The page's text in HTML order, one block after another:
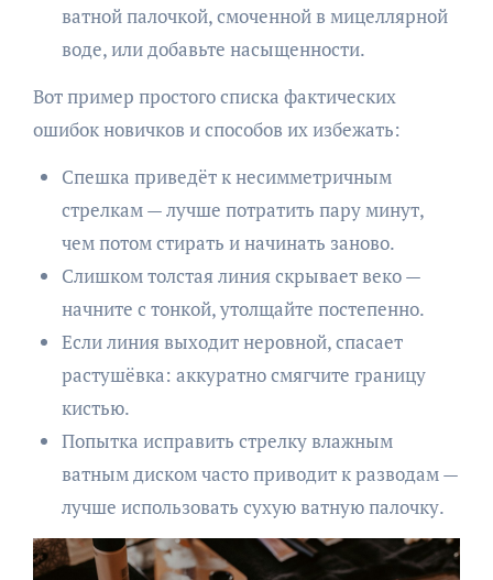
ватной палочкой, смоченной в мицеллярной
воде, или добавьте насыщенности.
Вот пример простого списка фактических
ошибок новичков и способов их избежать:
Спешка приведёт к несимметричным
стрелкам — лучше потратить пару минут,
чем потом стирать и начинать заново.
Слишком толстая линия скрывает веко —
начните с тонкой, утолщайте постепенно.
Если линия выходит неровной, спасает
растушёвка: аккуратно смягчите границу
кистью.
Попытка исправить стрелку влажным
ватным диском часто приводит к разводам —
лучше использовать сухую ватную палочку.